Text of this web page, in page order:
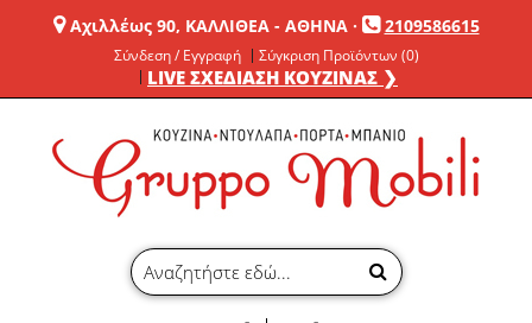
Αχιλλέως 90, ΚΑΛΛΙΘΕΑ - ΑΘΗΝΑ· 2109586615
Σύνδεση / Εγγραφή Σύγκριση Προϊόντων (0)
LIVE ΣΧΕΔΙΑΣΗ ΚΟΥΖΙΝΑΣ ❯